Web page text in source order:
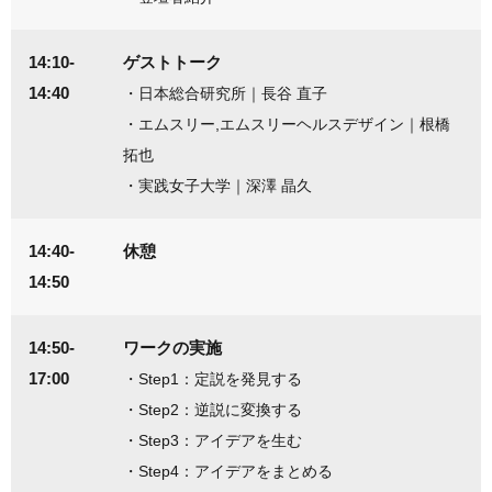
14:10-
14:40
ゲストトーク
・ 日本総合研究所｜長谷 直子
・ エムスリー,エムスリーヘルスデザイン｜根橋
拓也
・ 実践女子大学｜深澤 晶久
14:40-
14:50
休憩
14:50-
17:00
ワークの実施
・Step1：定説を発見する
・Step2：逆説に変換する
・Step3：アイデアを生む
・Step4：アイデアをまとめる